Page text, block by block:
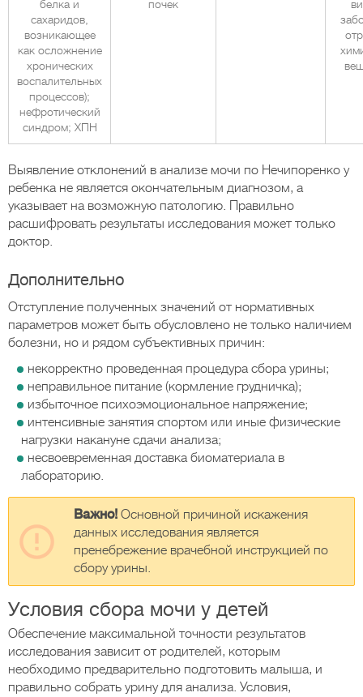
белка и
сахаридов,
возникающее
как осложнение
хронических
воспалительных
процессов);
нефротический
синдром; ХПН
почек
Выявление отклонений в анализе мочи по Нечипоренко у
ребенка не является окончательным диагнозом, а
указывает на возможную патологию. Правильно
расшифровать результаты исследования может только
доктор.
Дополнительно
Отступление полученных значений от нормативных
параметров может быть обусловлено не только наличием
болезни, но и рядом субъективных причин:
некорректно проведенная процедура сбора урины;
неправильное питание (кормление грудничка);
избыточное психоэмоциональное напряжение;
интенсивные занятия спортом или иные физические
нагрузки накануне сдачи анализа;
несвоевременная доставка биоматериала в
лабораторию.
Важно! Основной причиной искажения
данных исследования является
пренебрежение врачебной инструкцией по
сбору урины.
Условия сбора мочи у детей
Обеспечение максимальной точности результатов
исследования зависит от родителей, которым
необходимо предварительно подготовить малыша, и
правильно собрать урину для анализа. Условия,